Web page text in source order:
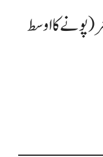
کا اوسط